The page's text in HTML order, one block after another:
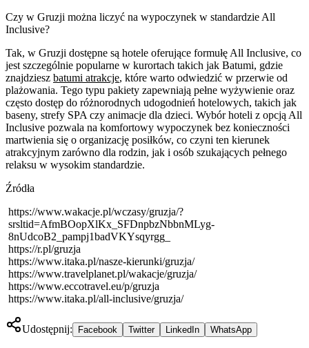
Czy w Gruzji można liczyć na wypoczynek w standardzie All
Inclusive?
Tak, w Gruzji dostępne są hotele oferujące formułę All Inclusive, co
jest szczególnie popularne w kurortach takich jak Batumi, gdzie
znajdziesz batumi atrakcje, które warto odwiedzić w przerwie od
plażowania. Tego typu pakiety zapewniają pełne wyżywienie oraz
często dostęp do różnorodnych udogodnień hotelowych, takich jak
baseny, strefy SPA czy animacje dla dzieci. Wybór hoteli z opcją All
Inclusive pozwala na komfortowy wypoczynek bez konieczności
martwienia się o organizację posiłków, co czyni ten kierunek
atrakcyjnym zarówno dla rodzin, jak i osób szukających pełnego
relaksu w wysokim standardzie.
Źródła
https://www.wakacje.pl/wczasy/gruzja/?
srsltid=AfmBOopXlKx_SFDnpbzNbbnMLyg-
8nUdcoB2_pampj1badVKYsqyrgg_
https://r.pl/gruzja
https://www.itaka.pl/nasze-kierunki/gruzja/
https://www.travelplanet.pl/wakacje/gruzja/
https://www.eccotravel.eu/p/gruzja
https://www.itaka.pl/all-inclusive/gruzja/
Udostępnij: Facebook Twitter LinkedIn WhatsApp